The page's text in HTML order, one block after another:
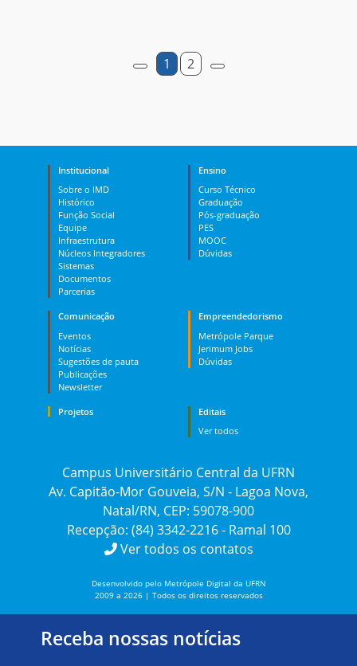
1 2
Institucional
Sobre o IMD
Histórico
Função Social
Equipe
Infraestrutura
Núcleos Integradores
Sistemas
Documentos
Parcerias
Ensino
Curso Técnico
Graduação
Pós-graduação
PES
MOOC
Dúvidas
Comunicação
Eventos
Notícias
Sugestões de pauta
Publicações
Newsletter
Empreendedorismo
Metrópole Parque
Jerimum Jobs
Dúvidas
Projetos
Editais
Ver todos
Campus Universitário Central da UFRN
Av. Capitão-Mor Gouveia, S/N - Lagoa Nova,
Natal/RN, CEP: 59078-900
Recepção: (84) 3342-2216 - Ramal 100
Ver todos os contatos
Desenvolvido pelo Metrópole Digital da UFRN
2009 a 2026 | Todos os direitos reservados
Receba nossas notícias